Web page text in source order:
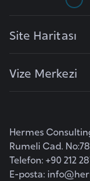
Site Haritası
Vize Merkezi
Hermes
Rumeli Cad.
Telefon: +90 212
E-posta:
i
y
t
e
z
a